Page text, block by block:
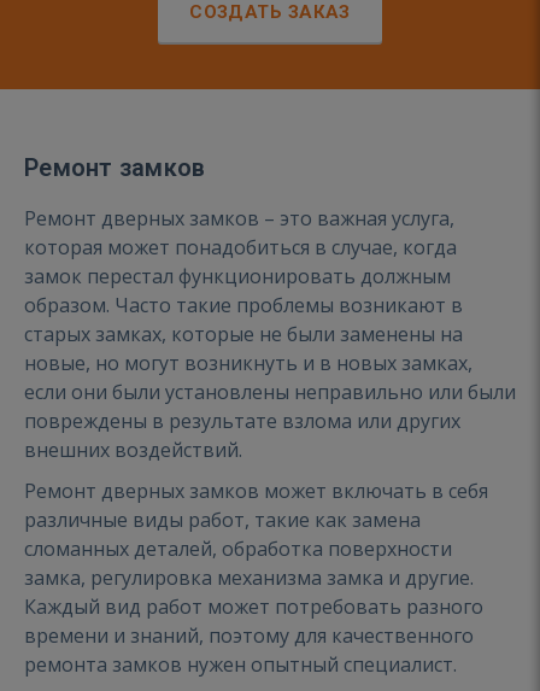
СОЗДАТЬ ЗАКАЗ
Ремонт замков
Ремонт дверных замков – это важная услуга,
которая может понадобиться в случае, когда
замок перестал функционировать должным
образом. Часто такие проблемы возникают в
старых замках, которые не были заменены на
новые, но могут возникнуть и в новых замках,
если они были установлены неправильно или были
повреждены в результате взлома или других
внешних воздействий.
Ремонт дверных замков может включать в себя
различные виды работ, такие как замена
сломанных деталей, обработка поверхности
замка, регулировка механизма замка и другие.
Каждый вид работ может потребовать разного
времени и знаний, поэтому для качественного
ремонта замков нужен опытный специалист.